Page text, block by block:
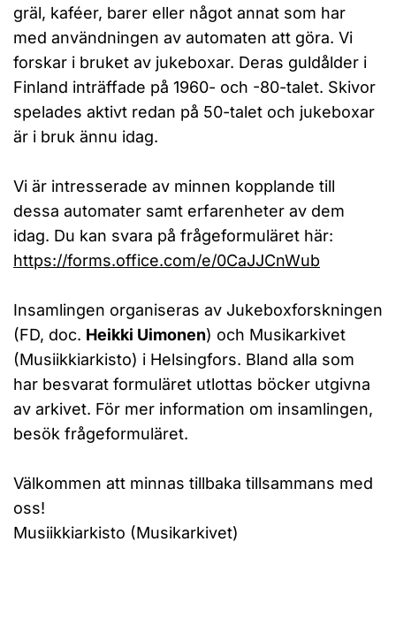
gräl, kaféer, barer eller något annat som har
med användningen av automaten att göra. Vi
forskar i bruket av jukeboxar. Deras guldålder i
Finland inträffade på 1960- och -80-talet. Skivor
spelades aktivt redan på 50-talet och jukeboxar
är i bruk ännu idag.
Vi är intresserade av minnen kopplande till
dessa automater samt erfarenheter av dem
idag. Du kan svara på frågeformuläret här:
https://forms.office.com/e/0CaJJCnWub
Insamlingen organiseras av Jukeboxforskningen
(FD, doc. Heikki Uimonen) och Musikarkivet
(Musiikkiarkisto) i Helsingfors. Bland alla som
har besvarat formuläret utlottas böcker utgivna
av arkivet. För mer information om insamlingen,
besök frågeformuläret.
Välkommen att minnas tillbaka tillsammans med
oss!
Musiikkiarkisto (Musikarkivet)